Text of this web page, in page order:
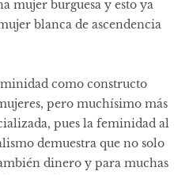
mujer burguesa y esto ya
blanca de ascendencia
como constructo
pero muchísimo más
pues la feminidad al
demuestra que no solo
dinero y para muchas